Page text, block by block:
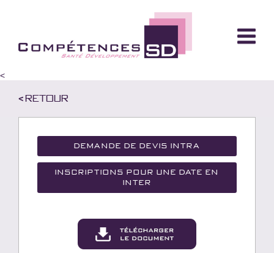
<
< Retour
Demande de devis Intra
Inscriptions pour une date en
inter